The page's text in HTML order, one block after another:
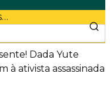
Dada Yute
à ativista assassinada